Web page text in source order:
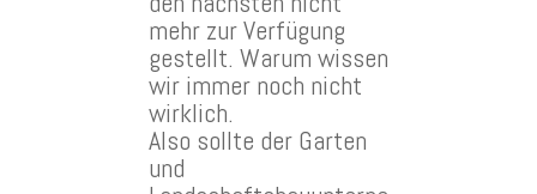
mehr zur Verfügung
gestellt. Warum wissen
wir immer noch nicht
wirklich.
Also sollte der Garten
und